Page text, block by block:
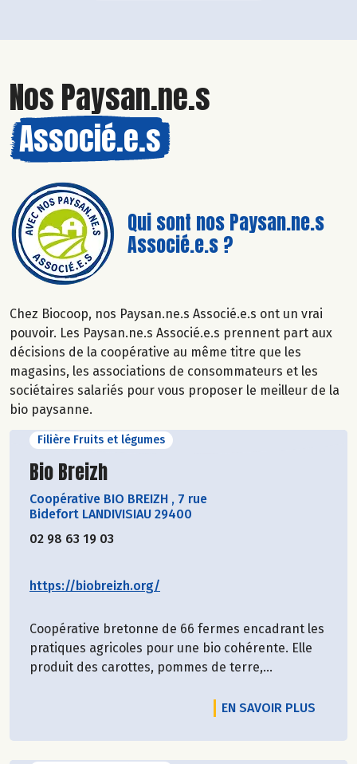
Nos Paysan.ne.s
Associé.e.s
Qui sont nos Paysan.ne.s
Associé.e.s ?
Chez Biocoop, nos Paysan.ne.s Associé.e.s ont un vrai
pouvoir. Les Paysan.ne.s Associé.e.s prennent part aux
décisions de la coopérative au même titre que les
magasins, les associations de consommateurs et les
sociétaires salariés pour vous proposer le meilleur de la
bio paysanne.
Filière Fruits et légumes
Découvrir le producteur
Bio Breizh
Coopérative BIO BREIZH , 7 rue
Bidefort LANDIVISIAU 29400
02 98 63 19 03
https://biobreizh.org/
Coopérative bretonne de 66 fermes encadrant les
pratiques agricoles pour une bio cohérente. Elle
produit des carottes, pommes de terre,...
EN SAVOIR PLUS